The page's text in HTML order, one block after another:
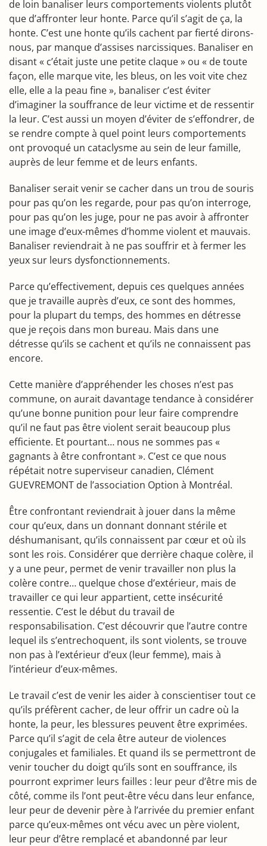
de loin banaliser leurs comportements violents plutôt
que d’affronter leur honte. Parce qu’il s’agit de ça, la
honte. C’est une honte qu’ils cachent par fierté dirons-
nous, par manque d’assises narcissiques. Banaliser en
disant « c’était juste une petite claque » ou « de toute
façon, elle marque vite, les bleus, on les voit vite chez
elle, elle a la peau fine », banaliser c’est éviter
d’imaginer la souffrance de leur victime et de ressentir
la leur. C’est aussi un moyen d’éviter de s’effondrer, de
se rendre compte à quel point leurs comportements
ont provoqué un cataclysme au sein de leur famille,
auprès de leur femme et de leurs enfants.
Banaliser serait venir se cacher dans un trou de souris
pour pas qu’on les regarde, pour pas qu’on interroge,
pour pas qu’on les juge, pour ne pas avoir à affronter
une image d’eux-mêmes d’homme violent et mauvais.
Banaliser reviendrait à ne pas souffrir et à fermer les
yeux sur leurs dysfonctionnements.
Parce qu’effectivement, depuis ces quelques années
que je travaille auprès d’eux, ce sont des hommes,
pour la plupart du temps, des hommes en détresse
que je reçois dans mon bureau. Mais dans une
détresse qu’ils se cachent et qu’ils ne connaissent pas
encore.
Cette manière d’appréhender les choses n’est pas
commune, on aurait davantage tendance à considérer
qu’une bonne punition pour leur faire comprendre
qu’il ne faut pas être violent serait beaucoup plus
efficiente. Et pourtant… nous ne sommes pas «
gagnants à être confrontant ». C’est ce que nous
répétait notre superviseur canadien, Clément
GUEVREMONT de l’association Option à Montréal.
Être confrontant reviendrait à jouer dans la même
cour qu’eux, dans un donnant donnant stérile et
déshumanisant, qu’ils connaissent par cœur et où ils
sont les rois. Considérer que derrière chaque colère, il
y a une peur, permet de venir travailler non plus la
colère contre… quelque chose d’extérieur, mais de
travailler ce qui leur appartient, cette insécurité
ressentie. C’est le début du travail de
responsabilisation. C’est découvrir que l’autre contre
lequel ils s’entrechoquent, ils sont violents, se trouve
non pas à l’extérieur d’eux (leur femme), mais à
l’intérieur d’eux-mêmes.
Le travail c’est de venir les aider à conscientiser tout ce
qu’ils préfèrent cacher, de leur offrir un cadre où la
honte, la peur, les blessures peuvent être exprimées.
Parce qu’il s’agit de cela être auteur de violences
conjugales et familiales. Et quand ils se permettront de
venir toucher du doigt qu’ils sont en souffrance, ils
pourront exprimer leurs failles : leur peur d’être mis de
côté, comme ils l’ont peut-être vécu dans leur enfance,
leur peur de devenir père à l’arrivée du premier enfant
parce qu’eux-mêmes ont vécu avec un père violent,
leur peur d’être remplacé et abandonné par leur